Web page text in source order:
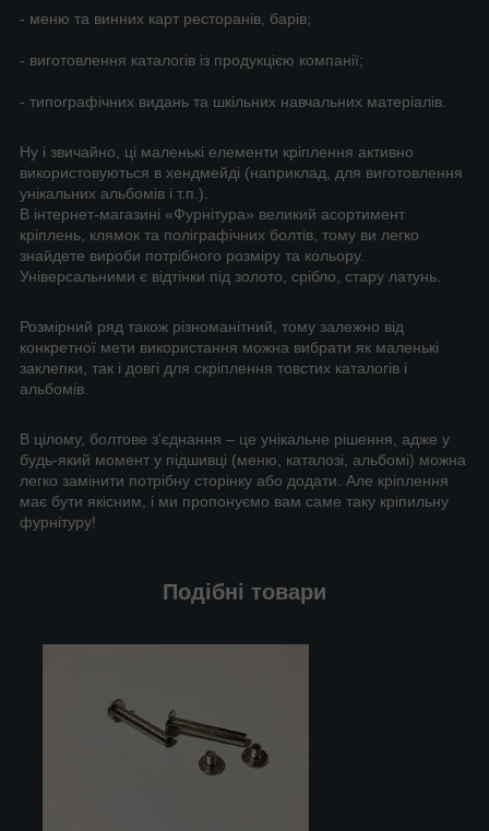
- меню та винних карт ресторанів, барів;
- виготовлення каталогів із продукцією компанії;
- типографічних видань та шкільних навчальних матеріалів.
Ну і звичайно, ці маленькі елементи кріплення активно
використовуються в хендмейді (наприклад, для виготовлення
унікальних альбомів і т.п.).
В інтернет-магазині «Фурнітура» великий асортимент
кріплень, клямок та поліграфічних болтів, тому ви легко
знайдете вироби потрібного розміру та кольору.
Універсальними є відтінки під золото, срібло, стару латунь.
Розмірний ряд також різноманітний, тому залежно від
конкретної мети використання можна вибрати як маленькі
заклепки, так і довгі для скріплення товстих каталогів і
альбомів.
В цілому, болтове з'єднання – це унікальне рішення, адже у
будь-який момент у підшивці (меню, каталозі, альбомі) можна
легко замінити потрібну сторінку або додати. Але кріплення
має бути якісним, і ми пропонуємо вам саме таку кріпильну
фурнітуру!
Подібні товари